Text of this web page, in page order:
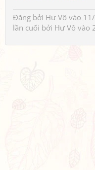
Đăng bởi Hư Vô vào
lần cuối bởi Hư Vô vào